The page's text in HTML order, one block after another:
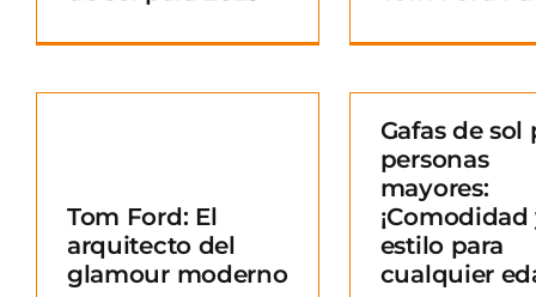
Tom Ford: El
arquitecto del
glamour moderno
¡Comodidad y
estilo para
cualquier edad!
Gafas de sol
personas
mayores:
¡Comodidad
estilo para
cualquier